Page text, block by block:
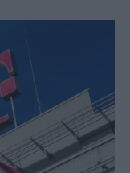
Net
Solutions.
ενός